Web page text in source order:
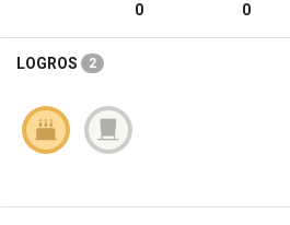
0 0
LOGROS 2